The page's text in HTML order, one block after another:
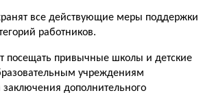
все действующие меры поддержки
работников.
посещать привычные школы и детские
учреждениям
заключения дополнительного